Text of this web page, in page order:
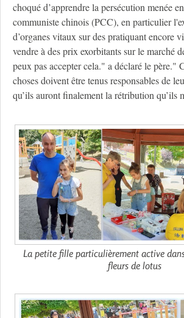
choqué d’apprendre la persécution menée
communiste chinois (PCC), en particulier
d’organes vitaux sur des pratiquant encore
vendre à des prix exorbitants sur le marché
peux pas accepter cela." a déclaré le père."
choses doivent être tenus responsables de
qu’ils auront finalement la rétribution qu’ils
La petite fille particulièrement active
fleurs de lotus